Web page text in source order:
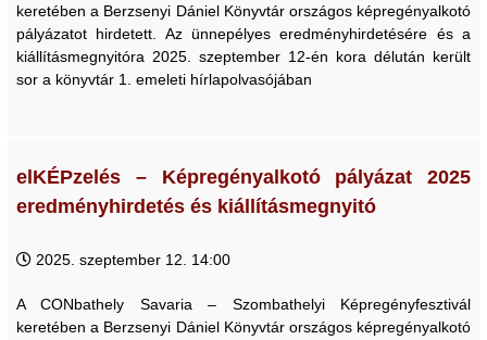
keretében a Berzsenyi Dániel Könyvtár országos képregényalkotó
pályázatot hirdetett. Az ünnepélyes eredményhirdetésére és a
kiállításmegnyitóra 2025. szeptember 12-én kora délután került
sor a könyvtár 1. emeleti hírlapolvasójában
elKÉPzelés – Képregényalkotó pályázat 2025
eredményhirdetés és kiállításmegnyitó
2025. szeptember 12. 14:00
A CONbathely Savaria – Szombathelyi Képregényfesztivál
keretében a Berzsenyi Dániel Könyvtár országos képregényalkotó